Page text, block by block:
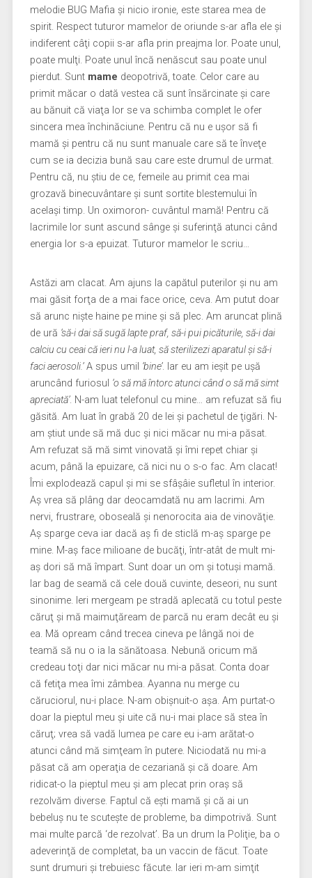
melodie BUG Mafia şi nicio ironie, este starea mea de
spirit. Respect tuturor mamelor de oriunde s-ar afla ele şi
indiferent câţi copii s-ar afla prin preajma lor. Poate unul,
poate mulţi. Poate unul încă nenăscut sau poate unul
pierdut. Sunt mame deopotrivă, toate. Celor care au
primit măcar o dată vestea că sunt însărcinate şi care
au bănuit că viaţa lor se va schimba complet le ofer
sincera mea închinăciune. Pentru că nu e uşor să fi
mamă şi pentru că nu sunt manuale care să te înveţe
cum se ia decizia bună sau care este drumul de urmat.
Pentru că, nu ştiu de ce, femeile au primit cea mai
grozavă binecuvântare şi sunt sortite blestemului în
acelaşi timp. Un oximoron- cuvântul mamă! Pentru că
lacrimile lor sunt ascund sânge şi suferinţă atunci când
energia lor s-a epuizat. Tuturor mamelor le scriu…
Astăzi am clacat. Am ajuns la capătul puterilor şi nu am
mai găsit forţa de a mai face orice, ceva. Am putut doar
să arunc nişte haine pe mine şi să plec. Am aruncat plină
de ură ‘să-i dai să sugă lapte praf, să-i pui picăturile, să-i dai
calciu cu ceai că ieri nu l-a luat, să sterilizezi aparatul şi să-i
faci aerosoli.’A spus umil ‘bine’. Iar eu am ieşit pe uşă
aruncând furiosul ‘o să mă întorc atunci când o să mă simt
apreciată’. N-am luat telefonul cu mine… am refuzat să fiu
găsită. Am luat în grabă 20 de lei şi pachetul de ţigări. N-
am ştiut unde să mă duc şi nici măcar nu mi-a păsat.
Am refuzat să mă simt vinovată şi îmi repet chiar şi
acum, până la epuizare, că nici nu o s-o fac. Am clacat!
Îmi explodează capul şi mi se sfâşâie sufletul în interior.
Aş vrea să plâng dar deocamdată nu am lacrimi. Am
nervi, frustrare, oboseală şi nenorocita aia de vinovăţie.
Aş sparge ceva iar dacă aş fi de sticlă m-aş sparge pe
mine. M-aş face milioane de bucăţi, într-atât de mult mi-
aş dori să mă împart. Sunt doar un om şi totuşi mamă.
Iar bag de seamă că cele două cuvinte, deseori, nu sunt
sinonime. Ieri mergeam pe stradă aplecată cu totul peste
căruţ şi mă maimuţăream de parcă nu eram decât eu şi
ea. Mă opream când trecea cineva pe lângă noi de
teamă să nu o ia la sănătoasa. Nebună oricum mă
credeau toţi dar nici măcar nu mi-a păsat. Conta doar
că fetiţa mea îmi zâmbea. Ayanna nu merge cu
căruciorul, nu-i place. N-am obişnuit-o aşa. Am purtat-o
doar la pieptul meu şi uite că nu-i mai place să stea în
căruţ; vrea să vadă lumea pe care eu i-am arătat-o
atunci când mă simţeam în putere. Niciodată nu mi-a
păsat că am operaţia de cezariană şi că doare. Am
ridicat-o la pieptul meu şi am plecat prin oraş să
rezolvăm diverse. Faptul că eşti mamă şi că ai un
bebeluş nu te scuteşte de probleme, ba dimpotrivă. Sunt
mai multe parcă ‘de rezolvat’. Ba un drum la Poliţie, ba o
adeverinţă de completat, ba un vaccin de făcut. Toate
sunt drumuri şi trebuiesc făcute. Iar ieri m-am simţit